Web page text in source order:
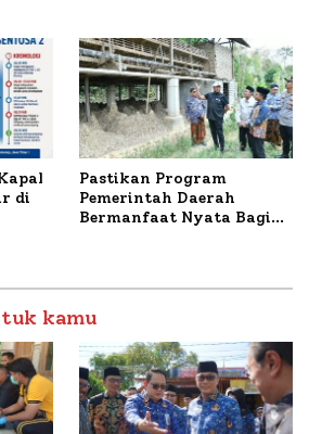
di
Pastikan Program
Pemerintah Daerah
Bermanfaat Nyata Bagi
Petelur di Desa Bataal
Timur
kamu